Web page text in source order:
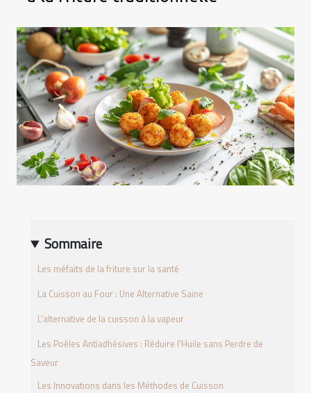
Sommaire
Les méfaits de la friture sur la santé
La Cuisson au Four : Une Alternative Saine
L'alternative de la cuisson à la vapeur
Les Poêles Antiadhésives : Réduire l'Huile sans Perdre de
Saveur
Les Innovations dans les Méthodes de Cuisson